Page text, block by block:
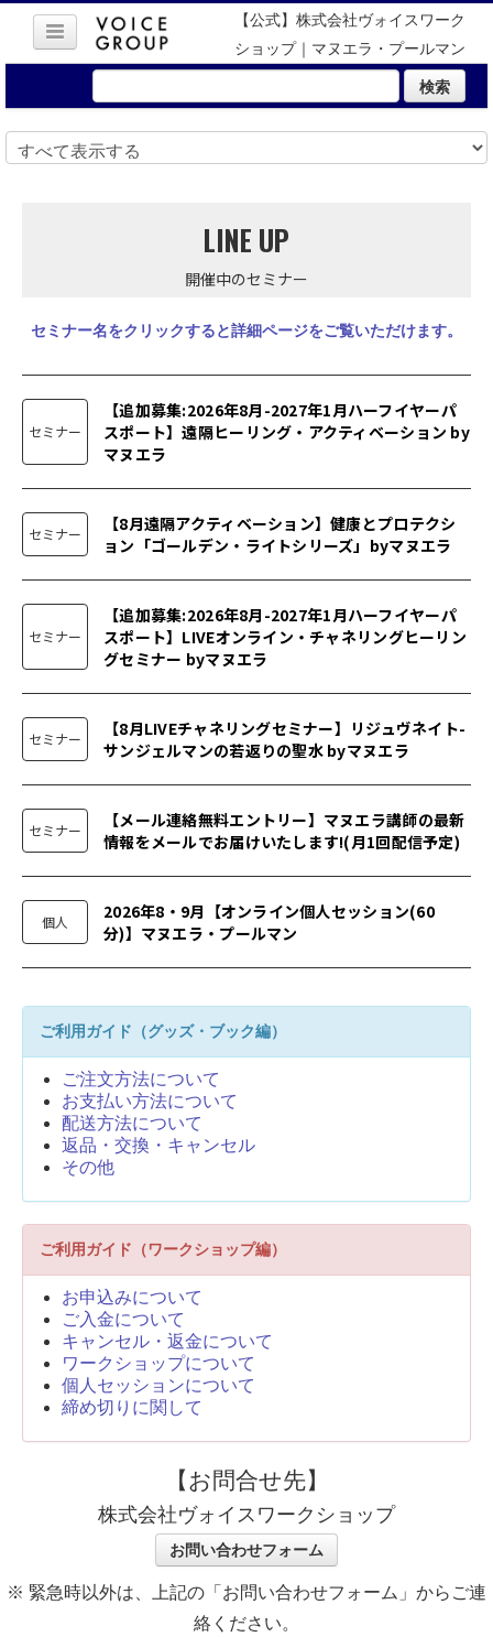
【公式】株式会社ヴォイスワーク
ショップ｜マヌエラ・プールマン
検索
LINE UP
開催中のセミナー
セミナー名をクリックすると詳細ページをご覧いただけます。
セミナー
【追加募集:2026年8月-2027年1月ハーフイヤーパ
スポート】遠隔ヒーリング・アクティベーション by
マヌエラ
セミナー
【8月遠隔アクティベーション】健康とプロテクシ
ョン「ゴールデン・ライトシリーズ」byマヌエラ
セミナー
【追加募集:2026年8月-2027年1月ハーフイヤーパ
スポート】LIVEオンライン・チャネリングヒーリン
グセミナー byマヌエラ
セミナー
【8月LIVEチャネリングセミナー】リジュヴネイト-
サンジェルマンの若返りの聖水 byマヌエラ
セミナー
【メール連絡無料エントリー】マヌエラ講師の最新
情報をメールでお届けいたします!(月1回配信予定)
個人
2026年8・9月【オンライン個人セッション(60
分)】マヌエラ・プールマン
ご利用ガイド（グッズ・ブック編）
ご注文方法について
お支払い方法について
配送方法について
返品・交換・キャンセル
その他
ご利用ガイド（ワークショップ編）
お申込みについて
ご入金について
キャンセル・返金について
ワークショップについて
個人セッションについて
締め切りに関して
【お問合せ先】
株式会社ヴォイスワークショップ
お問い合わせフォーム
※ 緊急時以外は、上記の「お問い合わせフォーム」からご連
絡ください。